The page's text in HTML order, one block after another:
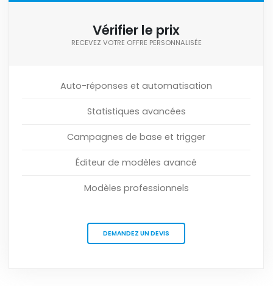
Vérifier le prix
RECEVEZ VOTRE OFFRE PERSONNALISÉE
Auto-réponses et automatisation
Statistiques avancées
Campagnes de base et trigger
Éditeur de modèles avancé
Modèles professionnels
DEMANDEZ UN DEVIS